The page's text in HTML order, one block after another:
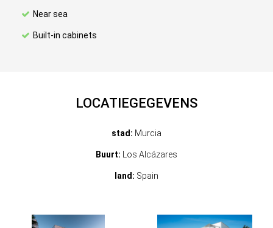
Near sea
Built-in cabinets
LOCATIEGEGEVENS
stad: Murcia
Buurt: Los Alcázares
land: Spain